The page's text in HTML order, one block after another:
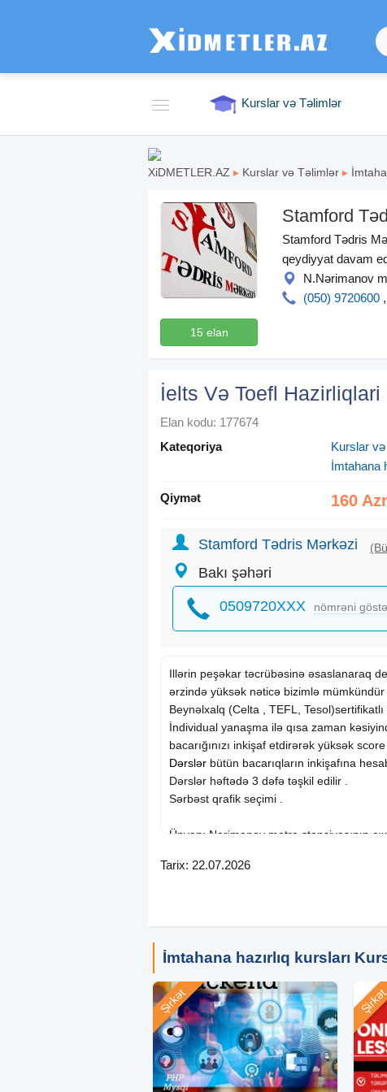
Kurslar və Təlimlər
XiDMETLER.AZ ▸ Kurslar və Təlimlər ▸
15 elan
Stamford
Stamford Tədris
qeydiyyat davam
N.Nərimanov
(050) 9720600 ,
İelts Və Toefl Hazirliqlari
Elan kodu: 177674
Kateqoriya
Kurslar
İmtahana
Qiymət 160
Stamford Tədris Mərkəzi
Bakı şəhəri
0509720XXX nömrəni
Illərin peşəkar təcrübəsinə əsaslanaraq
ərzində yüksək nəticə bizimlə mümkündür .
Beynəlxalq (Celta , TEFL,
İndividual yanaşma ilə qısa zaman
bacarığınızı inkişaf etdirərək yüksək
Dərslər bütün bacarıqların inkişafına
Dərslər həftədə 3 dəfə təşkil edilir .
Sərbəst qrafik seçimi .
Ünvan: Nərimanov metro stansiyasının
Tarix: 22.07.2026
İmtahana hazırlıq kursları
Şirkət